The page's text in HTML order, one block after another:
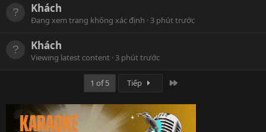
Khách
Đang xem trang không xác định 3 phút trước
Khách
Viewing latest content 3 phút trước
1 of 5 Tiếp